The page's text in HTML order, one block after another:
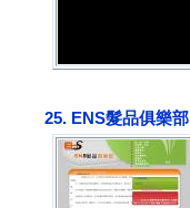
25. ENS髮品俱樂部